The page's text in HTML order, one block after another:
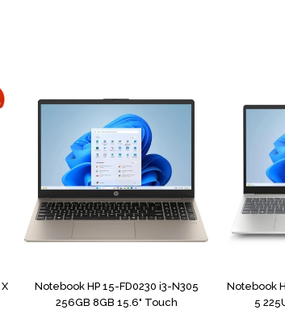
Notebook HP 15-FD0230 i3-N305
256GB 8GB 15.6" Touch
Notebook
5